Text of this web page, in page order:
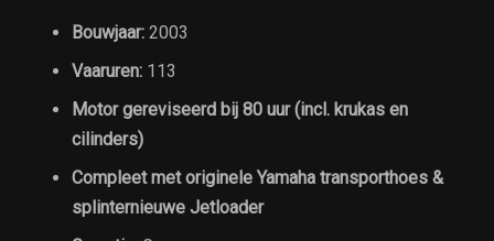
Bouwjaar: 2003
Vaaruren: 113
Motor gereviseerd bij 80 uur (incl. krukas en
cilinders)
Compleet met originele Yamaha transporthoes &
splinternieuwe Jetloader